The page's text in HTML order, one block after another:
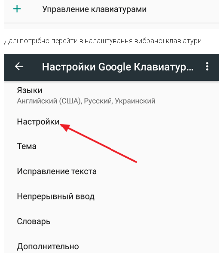
Далі потрібно перейти в налаштування вибраної клавіатури.